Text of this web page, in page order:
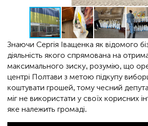
Знаючи Сергія Іващенка як відомого
діяльність якого спрямована на
максимального зиску, розумію, що
центрі Полтави з метою підкупу
коштувати грошей, тому чесний
міг не використати у своїх корисних
яке належить громаді.